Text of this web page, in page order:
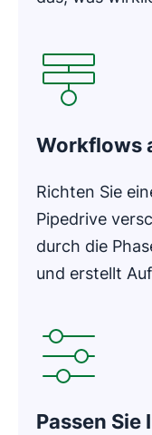
Workflows
Richten Sie
Pipedrive
durch die
und erstellt
Passen Sie